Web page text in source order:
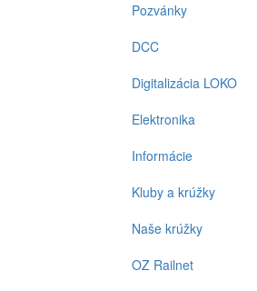
Pozvánky
DCC
Digitalizácia LOKO
Elektronika
Informácie
Kluby a krúžky
Naše krúžky
OZ Railnet